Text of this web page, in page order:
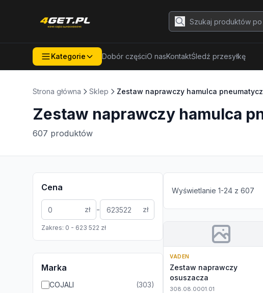
Kategorie Dobór częściO nasKontaktŚledź przesyłkę
Strona główna Sklep Zestaw naprawczy hamulca
Zestaw naprawczy hamulca
607 produktów
Cena
zł - zł
Zakres: 0 - 623 522 zł
Marka
COJALI (303)
Wyświetlanie 1-24 z 607
VADEN
Zestaw naprawczy
osuszacza
308.08.0001.01